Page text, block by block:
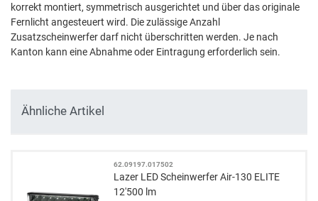
korrekt montiert, symmetrisch ausgerichtet und über das originale
Fernlicht angesteuert wird. Die zulässige Anzahl
Zusatzscheinwerfer darf nicht überschritten werden. Je nach
Kanton kann eine Abnahme oder Eintragung erforderlich sein.
Ähnliche Artikel
62.09197.017502
Lazer LED Scheinwerfer Air-130 ELITE
12'500 lm